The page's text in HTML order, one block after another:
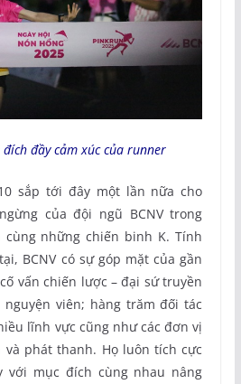
đích đầy cảm xúc của runner
sắp tới đây một lần nữa cho
của đội ngũ BCNV trong
những chiến binh K. Tính
BCNV có sự góp mặt của gần
vấn chiến lược – đại sứ truyền
viên; hàng trăm đối tác
lĩnh vực cũng như các đơn vị
phát thanh. Họ luôn tích cực
với mục đích cùng nhau nâng